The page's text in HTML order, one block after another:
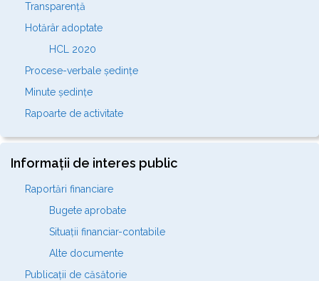
Transparență
Hotărâr adoptate
HCL 2020
Procese-verbale ședințe
Minute ședințe
Rapoarte de activitate
Informații de interes public
Raportări financiare
Bugete aprobate
Situații financiar-contabile
Alte documente
Publicații de căsătorie